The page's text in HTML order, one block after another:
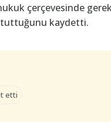
çerçevesinde
tuttuğunu kaydetti.
etti